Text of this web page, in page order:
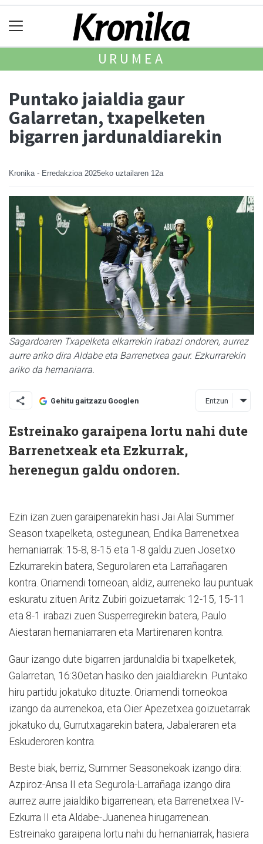
URUMEA
Puntako jaialdia gaur
Galarretan, txapelketen
bigarren jardunaldiarekin
Kronika - Erredakzioa 2025eko uztailaren 12a
Sagardoaren Txapelketa elkarrekin irabazi ondoren, aurrez
aurre ariko dira Aldabe eta Barrenetxea gaur. Ezkurrarekin
ariko da hernaniarra.
Gehitu gaitzazu Googlen Entzun
Estreinako garaipena lortu nahi dute
Barrenetxeak eta Ezkurrak,
herenegun galdu ondoren.
Ezin izan zuen garaipenarekin hasi Jai Alai Summer
Season txapelketa, ostegunean, Endika Barrenetxea
hernaniarrak: 15-8, 8-15 eta 1-8 galdu zuen Josetxo
Ezkurrarekin batera, Segurolaren eta Larrañagaren
kontra. Oriamendi torneoan, aldiz, aurreneko lau puntuak
eskuratu zituen Aritz Zubiri goizuetarrak: 12-15, 15-11
eta 8-1 irabazi zuen Susperregirekin batera, Paulo
Aiestaran hernaniarraren eta Martirenaren kontra.
Gaur izango dute bigarren jardunaldia bi txapelketek,
Galarretan, 16:30etan hasiko den jaialdiarekin. Puntako
hiru partidu jokatuko dituzte. Oriamendi torneokoa
izango da aurrenekoa, eta Oier Apezetxea goizuetarrak
jokatuko du, Gurrutxagarekin batera, Jabaleraren eta
Eskuderoren kontra.
Beste biak, berriz, Summer Seasonekoak izango dira:
Azpiroz-Ansa II eta Segurola-Larrañaga izango dira
aurrez aurre jaialdiko bigarrenean; eta Barrenetxea IV-
Ezkurra II eta Aldabe-Juanenea hirugarrenean.
Estreinako garaipena lortu nahi du hernaniarrak, hasiera